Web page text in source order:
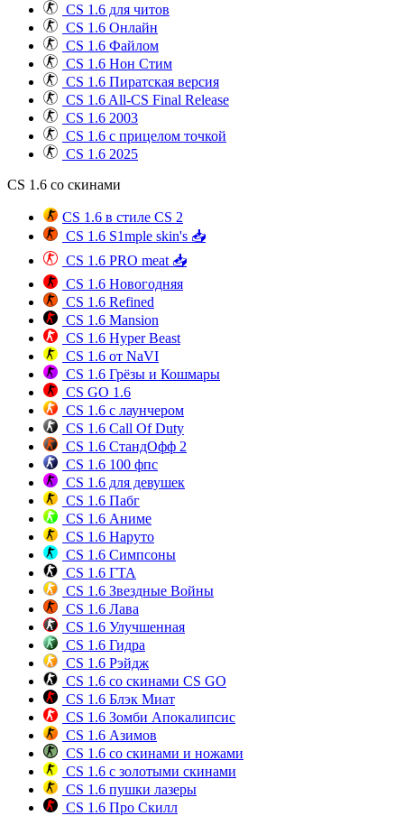
CS 1.6 для читов
CS 1.6 Онлайн
CS 1.6 Файлом
CS 1.6 Нон Стим
CS 1.6 Пиратская версия
CS 1.6 All-CS Final Release
CS 1.6 2003
CS 1.6 с прицелом точкой
CS 1.6 2025
CS 1.6 со скинами
CS 1.6 в стиле CS 2
CS 1.6 S1mple skin's 📥
CS 1.6 PRO meat 📥
CS 1.6 Новогодняя
CS 1.6 Refined
CS 1.6 Mansion
CS 1.6 Hyper Beast
CS 1.6 от NaVI
CS 1.6 Грёзы и Кошмары
CS GO 1.6
CS 1.6 с лаунчером
CS 1.6 Call Of Duty
CS 1.6 СтандОфф 2
CS 1.6 100 фпс
CS 1.6 для девушек
CS 1.6 Пабг
CS 1.6 Аниме
CS 1.6 Наруто
CS 1.6 Симпсоны
CS 1.6 ГТА
CS 1.6 Звездные Войны
CS 1.6 Лава
CS 1.6 Улучшенная
CS 1.6 Гидра
CS 1.6 Рэйдж
CS 1.6 со скинами CS GO
CS 1.6 Блэк Миат
CS 1.6 Зомби Апокалипсис
CS 1.6 Азимов
CS 1.6 со скинами и ножами
CS 1.6 с золотыми скинами
CS 1.6 пушки лазеры
CS 1.6 Про Скилл